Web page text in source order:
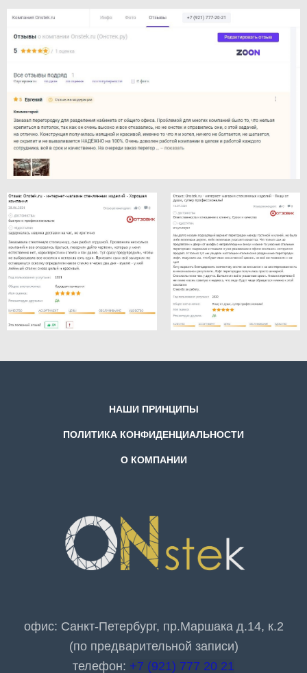
НАШИ ПРИНЦИПЫ
ПОЛИТИКА КОНФИДЕНЦИАЛЬНОСТИ
О КОМПАНИИ
офис: Санкт-Петербург, пр.Маршака д.14, к.2
(по предварительной записи)
телефон: +7 (921) 777 20 21